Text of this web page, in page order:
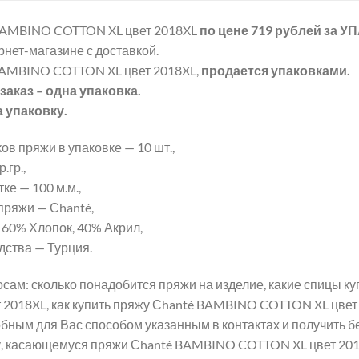
COTTON XL цвет 2018XL по цене 719 рублей за
магазине с доставкой.
COTTON XL цвет 2018XL, продается упаковками.
– одна упаковка.
упаковку.
пряжи в упаковке — 10 шт.,
— 100 м.м.,
— Сhanté,
Хлопок, 40% Акрил,
— Турция.
сколько понадобится пряжи на изделие, какие спицы
2018XL, как купить пряжу Сhanté BAMBINO COTTON XL
для Вас способом указанным в контактах и получить
касающемуся пряжи Сhanté BAMBINO COTTON XL цвет